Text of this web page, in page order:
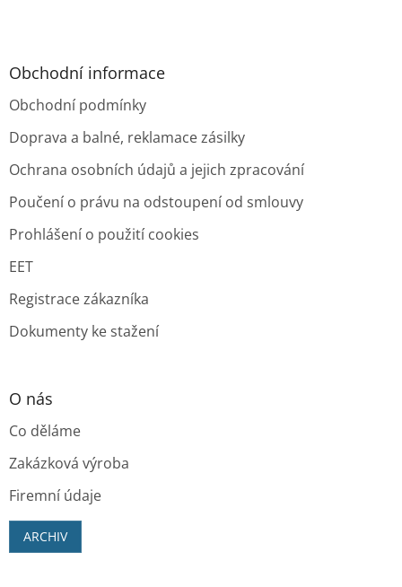
Obchodní informace
Obchodní podmínky
Doprava a balné, reklamace zásilky
Ochrana osobních údajů a jejich zpracování
Poučení o právu na odstoupení od smlouvy
Prohlášení o použití cookies
EET
Registrace zákazníka
Dokumenty ke stažení
O nás
Co děláme
Zakázková výroba
Firemní údaje
ARCHIV